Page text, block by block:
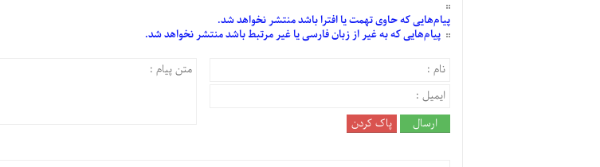
پیام‌هاییکه حاوی تهمت یا افترا باشد منتشر نخواهد شد.
پیام‌هاییکه به غیر از زبان فارسی یا غیر مرتبط باشد منتشر نخواهد شد.